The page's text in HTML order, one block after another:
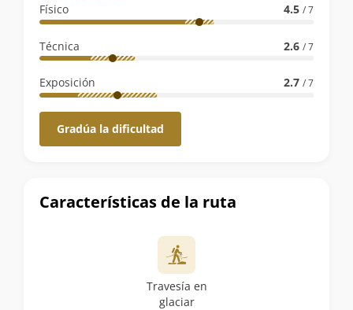
Físico
4.5 / 7
Técnica 2.6 / 7
Exposición 2.7 / 7
Gradúa la dificultad
Características de la ruta
Travesía en
glaciar